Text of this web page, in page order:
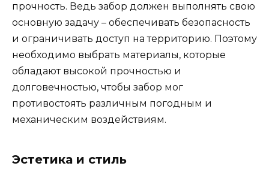
прочность. Ведь забор должен выполнять свою
основную задачу – обеспечивать безопасность
и ограничивать доступ на территорию. Поэтому
необходимо выбрать материалы, которые
обладают высокой прочностью и
долговечностью, чтобы забор мог
противостоять различным погодным и
механическим воздействиям.
Эстетика и стиль